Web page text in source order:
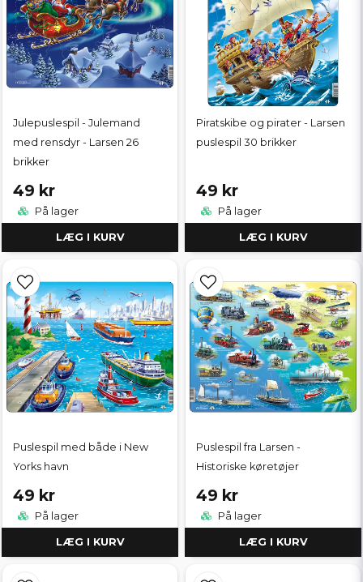
Julepuslespil - Julemand
med rensdyr - Larsen 26
brikker
49 kr
På lager
LÆG I KURV
Piratskibe og pirater - Larsen
puslespil 30 brikker
49 kr
På lager
LÆG I KURV
Puslespil med både i New
Yorks havn
49 kr
På lager
LÆG I KURV
Puslespil fra Larsen -
Historiske køretøjer
49 kr
På lager
LÆG I KURV